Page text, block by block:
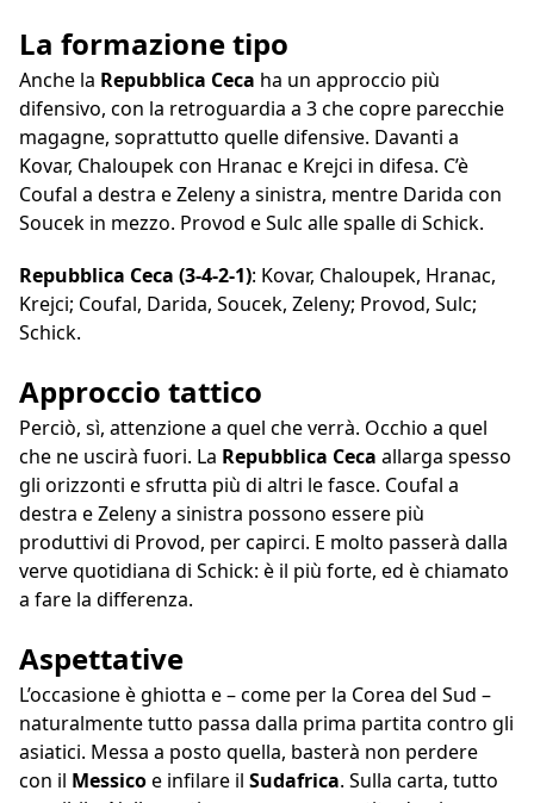
La formazione tipo
Anche la Repubblica Ceca ha un approccio più
difensivo, con la retroguardia a 3 che copre parecchie
magagne, soprattutto quelle difensive. Davanti a
Kovar, Chaloupek con Hranac e Krejci in difesa. C’è
Coufal a destra e Zeleny a sinistra, mentre Darida con
Soucek in mezzo. Provod e Sulc alle spalle di Schick.
Repubblica Ceca (3-4-2-1): Kovar, Chaloupek, Hranac,
Krejci; Coufal, Darida, Soucek, Zeleny; Provod, Sulc;
Schick.
Approccio tattico
Perciò, sì, attenzione a quel che verrà. Occhio a quel
che ne uscirà fuori. La Repubblica Ceca allarga spesso
gli orizzonti e sfrutta più di altri le fasce. Coufal a
destra e Zeleny a sinistra possono essere più
produttivi di Provod, per capirci. E molto passerà dalla
verve quotidiana di Schick: è il più forte, ed è chiamato
a fare la differenza.
Aspettative
L’occasione è ghiotta e – come per la Corea del Sud –
naturalmente tutto passa dalla prima partita contro gli
asiatici. Messa a posto quella, basterà non perdere
con il Messicoe infilare il Sudafrica. Sulla carta, tutto